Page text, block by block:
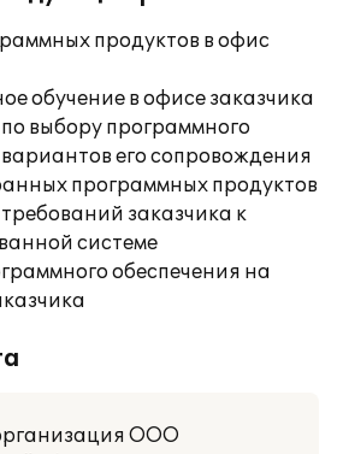
продуктов в офис
обучение в офисе заказчика
выбору программного
его сопровождения
программных продуктов
заказчика к
системе
обеспечения на
ООО